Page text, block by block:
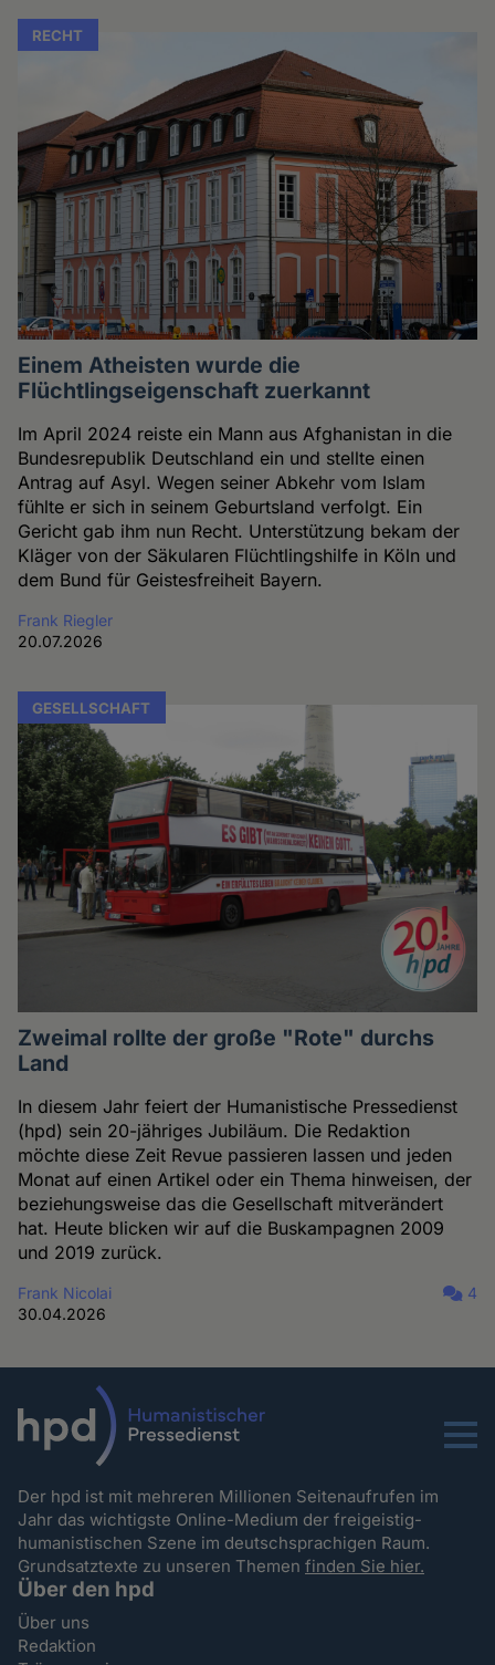
RECHT
Einem Atheisten wurde die
Flüchtlingseigenschaft zuerkannt
Im April 2024 reiste ein Mann aus Afghanistan in die
Bundesrepublik Deutschland ein und stellte einen
Antrag auf Asyl. Wegen seiner Abkehr vom Islam
fühlte er sich in seinem Geburtsland verfolgt. Ein
Gericht gab ihm nun Recht. Unterstützung bekam der
Kläger von der Säkularen Flüchtlingshilfe in Köln und
dem Bund für Geistesfreiheit Bayern.
Frank Riegler
20.07.2026
GESELLSCHAFT
Zweimal rollte der große "Rote" durchs
Land
In diesem Jahr feiert der Humanistische Pressedienst
(hpd) sein 20-jähriges Jubiläum. Die Redaktion
möchte diese Zeit Revue passieren lassen und jeden
Monat auf einen Artikel oder ein Thema hinweisen, der
beziehungsweise das die Gesellschaft mitverändert
hat. Heute blicken wir auf die Buskampagnen 2009
und 2019 zurück.
Frank Nicolai
30.04.2026
4
Menu
Der hpd ist mit mehreren Millionen Seitenaufrufen im
Jahr das wichtigste Online-Medium der freigeistig-
humanistischen Szene im deutschsprachigen Raum.
Grundsatztexte zu unseren Themenfinden Sie hier.
Über den hpd
Über uns
Redaktion